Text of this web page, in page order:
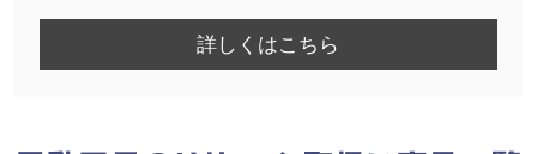
詳しくはこちら